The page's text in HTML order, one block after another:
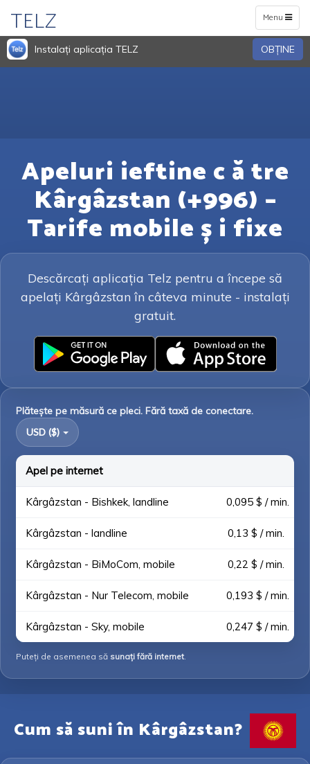
Toggle
navigation
Menu
TELZ
Instalați aplicația TELZ OBŢINE
Apeluri ieftine c ă tre
Kârgâzstan (+996) –
Tarife mobile ș i fixe
Descărcați aplicația Telz pentru a începe să
apelați Kârgâzstan în câteva minute - instalați
gratuit.
Plătește pe măsură ce pleci. Fără taxă de conectare.
USD ($)
Apel pe internet
Kârgâzstan - Bishkek, landline 0,095 $ / min.
Kârgâzstan - landline 0,13 $ / min.
Kârgâzstan - BiMoCom, mobile 0,22 $ / min.
Kârgâzstan - Nur Telecom, mobile 0,193 $ / min.
Kârgâzstan - Sky, mobile 0,247 $ / min.
Puteți de asemenea să sunați fără internet.
Cum să suni în Kârgâzstan?